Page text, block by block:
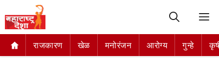
राजकारण खेळ मनोरंजन आरोग्य गुन्हे